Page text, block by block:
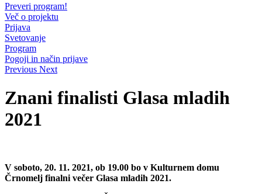
Preveri program!
Več o projektu
Prijava
Svetovanje
Program
Pogoji in način prijave
Previous Next
Znani finalisti Glasa mladih
2021
V soboto, 20. 11. 2021, ob 19.00 bo v Kulturnem domu
Črnomelj finalni večer Glasa mladih 2021.